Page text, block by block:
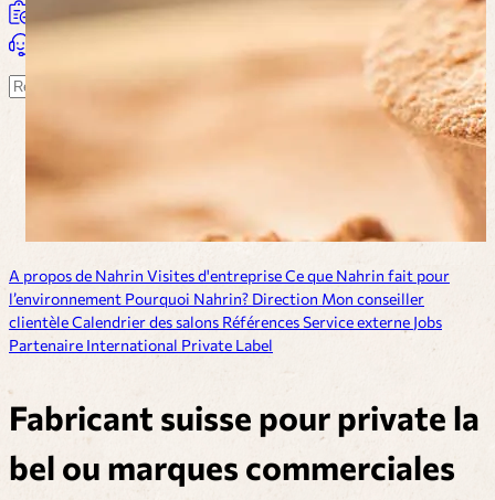
Plus...
A propos de Nahrin Visites d'entrepriseCe que Nahrin fait pour
l’environnement Pourquoi Nahrin? Direction Mon conseiller
clientèleCalendrier des salons RéférencesService externe Jobs
Partenaire International Private Label
Fabricant suisse pour private la
bel ou marques commerciales